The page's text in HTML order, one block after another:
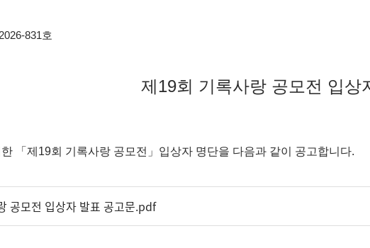
831호
제19회 기록사랑 공모전 입상
「︎제19회 기록사랑 공모전」︎입상자 명단을 다음과 같이 공고합니다.
공모전 입상자 발표 공고문.pdf